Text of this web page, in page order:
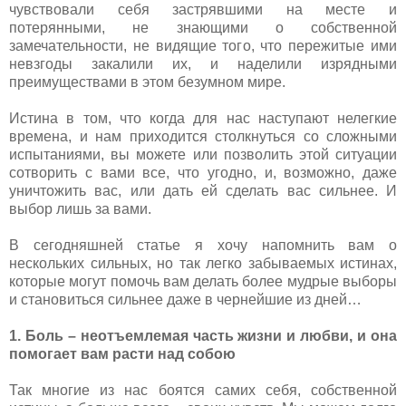
чувствовали себя застрявшими на месте и
потерянными, не знающими о собственной
замечательности, не видящие того, что пережитые ими
невзгоды закалили их, и наделили изрядными
преимуществами в этом безумном мире.
Истина в том, что когда для нас наступают нелегкие
времена, и нам приходится столкнуться со сложными
испытаниями, вы можете или позволить этой ситуации
сотворить с вами все, что угодно, и, возможно, даже
уничтожить вас, или дать ей сделать вас сильнее. И
выбор лишь за вами.
В сегодняшней статье я хочу напомнить вам о
нескольких сильных, но так легко забываемых истинах,
которые могут помочь вам делать более мудрые выборы
и становиться сильнее даже в чернейшие из дней…
1. Боль – неотъемлемая часть жизни и любви, и она
помогает вам расти над собою
Так многие из нас боятся самих себя, собственной